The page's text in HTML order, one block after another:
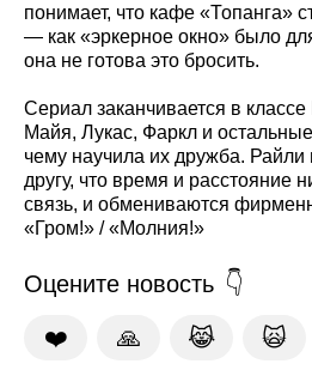
понимает, что кафе «Топанга»
— как «эркерное окно» было
она не готова это бросить.
Сериал заканчивается в
Майя, Лукас, Фаркл и
чему научила их дружба.
другу, что время и расстояние
связь, и обмениваются
«Гром!» / «Молния!»
Оцените новость
❤️ 🙏 😹 🙀